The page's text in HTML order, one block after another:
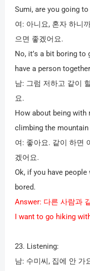
Sumi, are you going
여 : 아니요, 혼자 하니
으면 좋겠어요.
No, it’s a bit boring to
have a person
남: 그럼 저하고 같이
요.
How about being with
climbing the mountain
여 : 좋아요. 같이 하면
겠어요.
Ok, if you have
bored.
Answer: 다른 사람과
I want to go hiking
23. Listening:
남: 수미씨 , 집에 안 가